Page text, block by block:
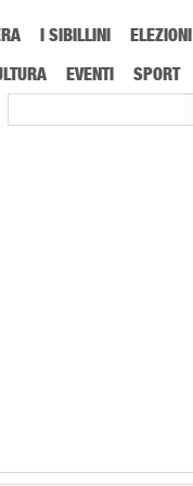
I SIBILLINI ELEZIONI
EVENTI SPORT